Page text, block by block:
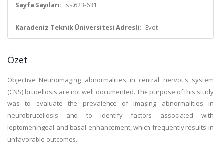
Sayfa Sayıları: ss.623-631
Karadeniz Teknik Üniversitesi Adresli: Evet
Özet
Objective Neuroimaging abnormalities in central nervous system
(CNS) brucellosis are not well documented. The purpose of this study
was to evaluate the prevalence of imaging abnormalities in
neurobrucellosis and to identify factors associated with
leptomeningeal and basal enhancement, which frequently results in
unfavorable outcomes.